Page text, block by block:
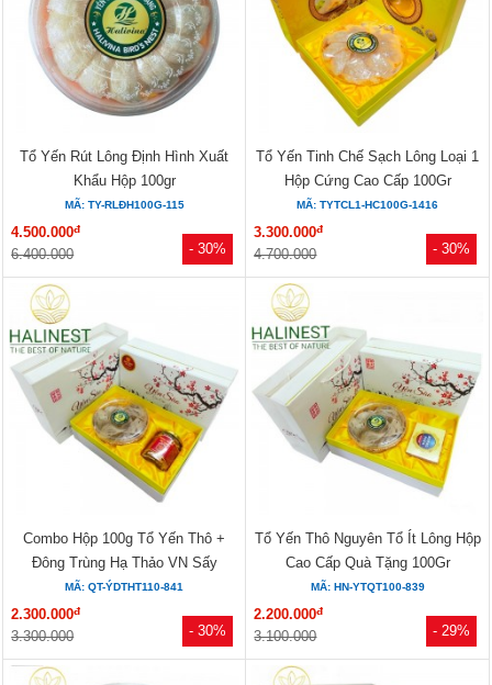
- 30%
Tổ Yến Rút Lông Định Hình Xuất
Khẩu Hộp 100gr
MÃ: TY-RLĐH100G-115
4.500.000đ
6.400.000 - 30%
Tổ Yến Tinh Chế Sạch Lông Loại 1
Hộp Cứng Cao Cấp 100Gr
MÃ: TYTCL1-HC100G-1416
3.300.000đ
4.700.000
- 30%
Combo Hộp 100g Tổ Yến Thô +
Đông Trùng Hạ Thảo VN Sấy
Thăng...
MÃ: QT-ÝDTHT110-841
2.300.000đ
3.300.000 - 29%
Tổ Yến Thô Nguyên Tổ Ít Lông Hộp
Cao Cấp Quà Tặng 100Gr
MÃ: HN-YTQT100-839
2.200.000đ
3.100.000